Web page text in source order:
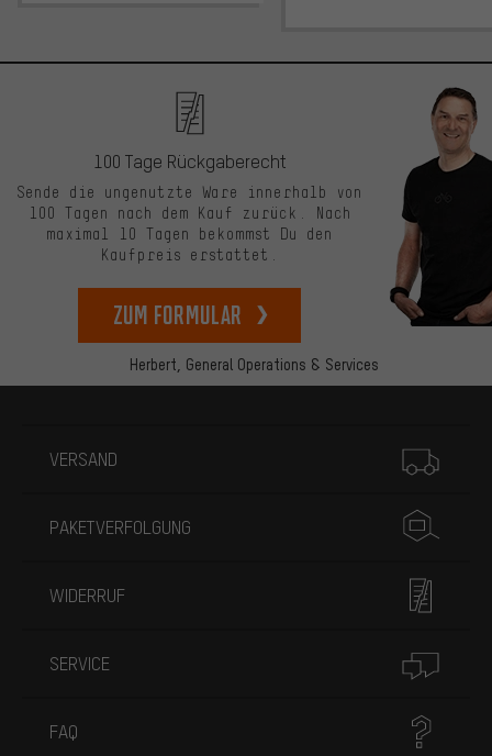
Herbert, General Operations & Services
100 Tage Rückgaberecht
Sende die ungenutzte Ware innerhalb von
100 Tagen nach dem Kauf zurück. Nach
maximal 10 Tagen bekommst Du den
Kaufpreis erstattet.
zum Formular
VERSAND
PAKETVERFOLGUNG
WIDERRUF
SERVICE
FAQ